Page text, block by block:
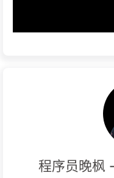
程序员晚枫